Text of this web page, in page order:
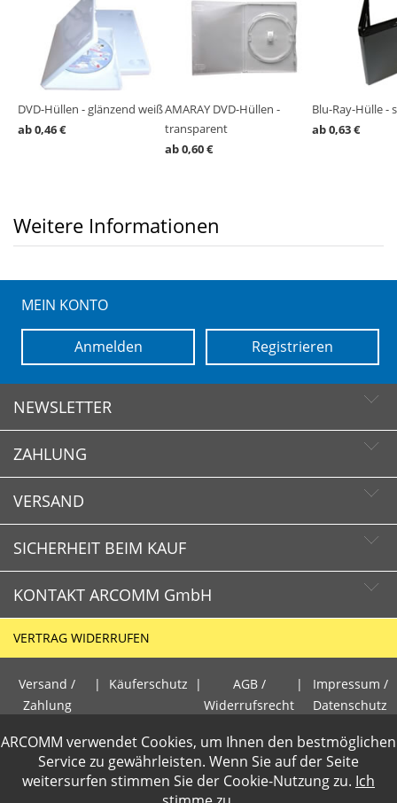
ARCOMM verwendet Cookies, um Ihnen den bestmöglichen
Service zu gewährleisten. Wenn Sie auf der Seite
weitersurfen stimmen Sie der Cookie-Nutzungzu. Ich
DVD-Hüllen - glänzend weiß
ab 0,46 €
AMARAY DVD-Hüllen -
transparent
ab 0,60 €
Blu-Ray-Hülle -
ab 0,63 €
Weitere Informationen
MEIN KONTO
Registrieren
Anmelden
NEWSLETTER
Newsletter abonnieren
Newsletter abbestellen
ZAHLUNG
VERSAND
SICHERHEIT BEIM KAUF
Schnelle Lieferzeiten
Käuferschutz
Sichere Zahlung mit SSL-Verschlüsselung
Datenschutz
perfekter Schutz gegen kriminelle Angriffe
Sicheres Bezahlen mit Kreditkarte
KONTAKT ARCOMM GmbH
+49 (0)30 351 26 92 80
E-Mail
info@arcomm.de
VERTRAG WIDERRUFEN
Versand /
Zahlung
| Käuferschutz |
AGB /
Widerrufsrecht
|
Impressum /
Datenschutz
Gewerbetreibende loggen sich bitte ein f�r die Anzeige der
Nettopreise. Preisangaben inkl.19% MwSt und zzgl.Service- und